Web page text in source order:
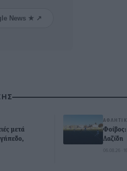
News ★ ↗
μετά
Λαζίδη
06.08.26 ·